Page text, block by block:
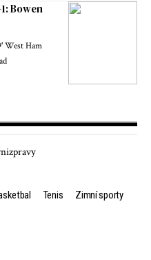
Bowen
West Ham
Tenis Zimní sporty